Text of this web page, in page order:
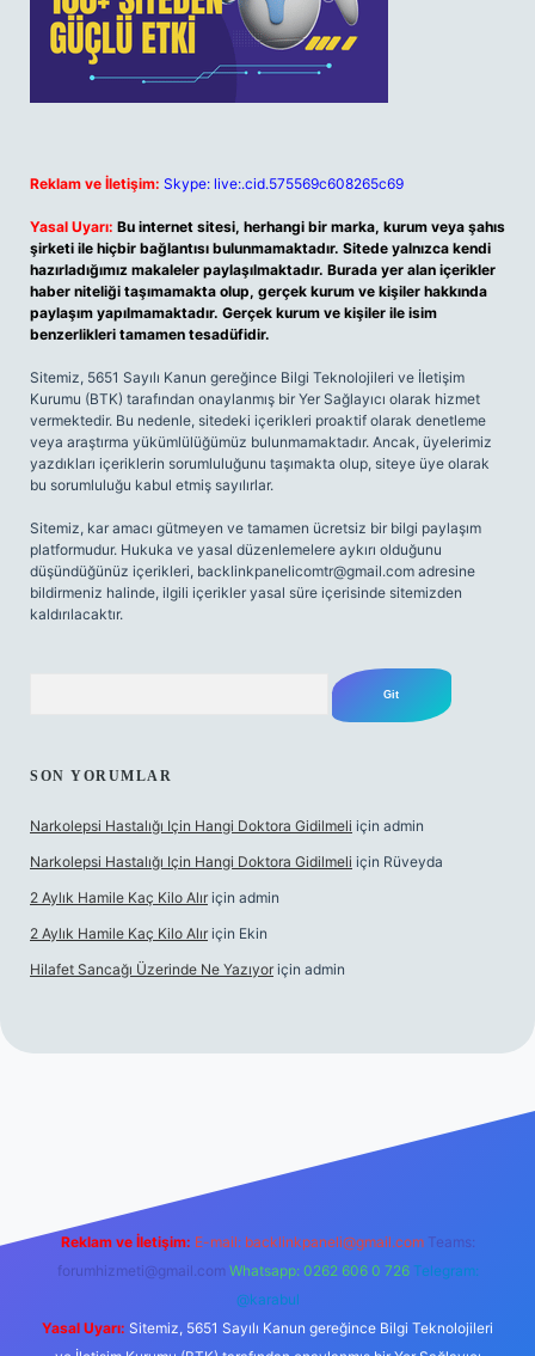
Reklam ve İletişim: Skype: live:.cid.575569c608265c69
Yasal Uyarı: Bu internet sitesi, herhangi bir marka, kurum veya şahıs
şirketi ile hiçbir bağlantısı bulunmamaktadır. Sitede yalnızca kendi
hazırladığımız makaleler paylaşılmaktadır. Burada yer alan içerikler
haber niteliği taşımamakta olup, gerçek kurum ve kişiler hakkında
paylaşım yapılmamaktadır. Gerçek kurum ve kişiler ile isim
benzerlikleri tamamen tesadüfidir.
Sitemiz, 5651 Sayılı Kanun gereğince Bilgi Teknolojileri ve İletişim
Kurumu (BTK) tarafından onaylanmış bir Yer Sağlayıcı olarak hizmet
vermektedir. Bu nedenle, sitedeki içerikleri proaktif olarak denetleme
veya araştırma yükümlülüğümüz bulunmamaktadır. Ancak, üyelerimiz
yazdıkları içeriklerin sorumluluğunu taşımakta olup, siteye üye olarak
bu sorumluluğu kabul etmiş sayılırlar.
Sitemiz, kar amacı gütmeyen ve tamamen ücretsiz bir bilgi paylaşım
platformudur. Hukuka ve yasal düzenlemelere aykırı olduğunu
düşündüğünüz içerikleri, backlinkpanelicomtr@gmail.com adresine
bildirmeniz halinde, ilgili içerikler yasal süre içerisinde sitemizden
kaldırılacaktır.
SON YORUMLAR
Narkolepsi Hastalığı Için Hangi Doktora Gidilmeli için admin
Narkolepsi Hastalığı Için Hangi Doktora Gidilmeli için Rüveyda
2 Aylık Hamile Kaç Kilo Alır için admin
2 Aylık Hamile Kaç Kilo Alır için Ekin
Hilafet Sancağı Üzerinde Ne Yazıyor için admin
Reklam ve İletişim: E-mail: backlinkpaneli@gmail.com Teams:
forumhizmeti@gmail.com Whatsapp: 0262 606 0 726 Telegram:
@karabul
Yasal Uyarı: Sitemiz, 5651 Sayılı Kanun gereğince Bilgi Teknolojileri